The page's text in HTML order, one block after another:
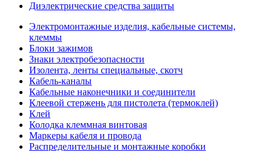
Диэлектрические средства защиты
Электромонтажные изделия, кабельные системы,
клеммы
Блоки зажимов
Знаки электробезопасности
Изолента, ленты специальные, скотч
Кабель-каналы
Кабельные наконечники и соединители
Клеевой стержень для пистолета (термоклей)
Клей
Колодка клеммная винтовая
Маркеры кабеля и провода
Распределительные и монтажные коробки